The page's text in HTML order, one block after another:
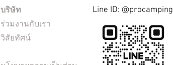
บริษัท
ร่วมงานกับเรา
วิสัยทัศน์
Line ID: @procamping